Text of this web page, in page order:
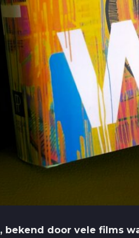
, bekend door vele films